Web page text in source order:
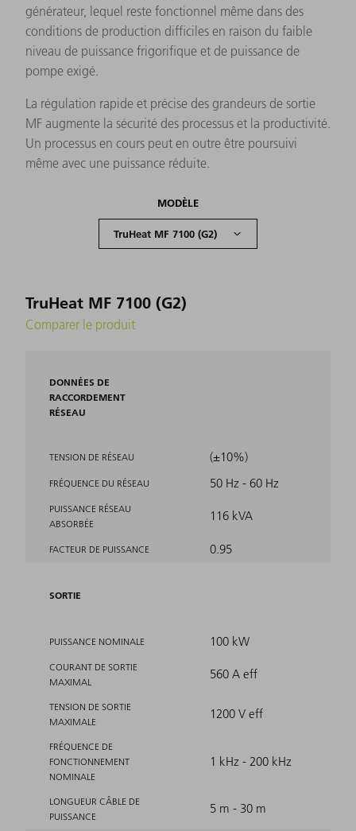
générateur, lequel reste fonctionnel même dans des
conditions de production difficiles en raison du faible
niveau de puissance frigorifique et de puissance de
pompe exigé.
La régulation rapide et précise des grandeurs de sortie
MF augmente la sécurité des processus et la productivité.
Un processus en cours peut en outre être poursuivi
même avec une puissance réduite.
MODÈLE
TruHeat MF 7100 (G2)
Comparer le produit
DONNÉES DE
RACCORDEMENT
RÉSEAU
TENSION DE RÉSEAU (±10%)
FRÉQUENCE DU RÉSEAU 50 Hz - 60 Hz
PUISSANCE RÉSEAU
ABSORBÉE
116 kVA
FACTEUR DE PUISSANCE 0.95
SORTIE
PUISSANCE NOMINALE 100 kW
COURANT DE SORTIE
MAXIMAL
560 A eff
TENSION DE SORTIE
MAXIMALE
1200 V eff
FRÉQUENCE DE
FONCTIONNEMENT
NOMINALE
1 kHz - 200 kHz
LONGUEUR CÂBLE DE
PUISSANCE
5 m - 30 m